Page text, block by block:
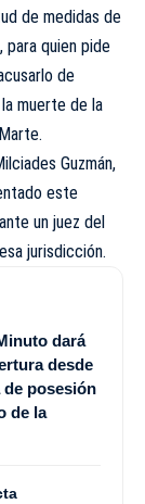
de medidas de
quien pide
de
muerte de la
Guzmán,
este
un juez del
jurisdicción.
dará
desde
de posesión
de la